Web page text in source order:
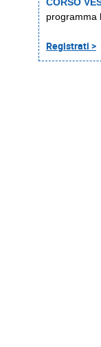
CORSO
programma
Registrati >